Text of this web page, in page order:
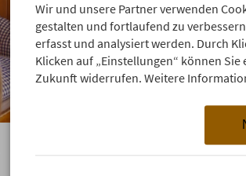
Wir und unsere Partner verwenden
gestalten und fortlaufend zu
erfasst und analysiert werden. Durch
Klicken auf „Einstellungen“ können
Zukunft widerrufen. Weitere